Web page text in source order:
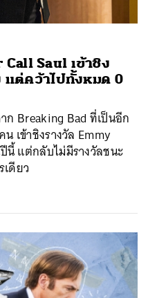
Saul เข้าชิง
แต่คว้าไปทั้งหมด 0
Breaking Bad ที่เป็นอีก
เข้าชิงรางวัล Emmy
นี้ แต่กลับไม่มีรางวัลชนะ
ดียว
LINE EMAIL